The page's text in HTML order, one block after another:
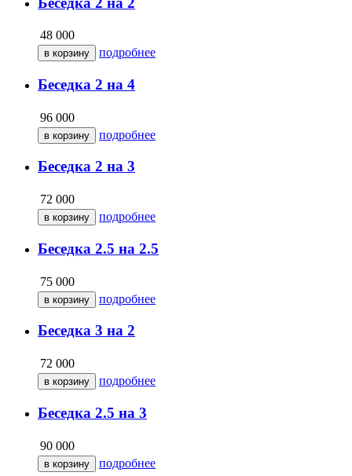
48 000
подробнее
Беседка 2 на 4
96 000
подробнее
Беседка 2 на 3
72 000
подробнее
Беседка 2.5 на 2.5
75 000
подробнее
Беседка 3 на 2
72 000
подробнее
Беседка 2.5 на 3
90 000
подробнее